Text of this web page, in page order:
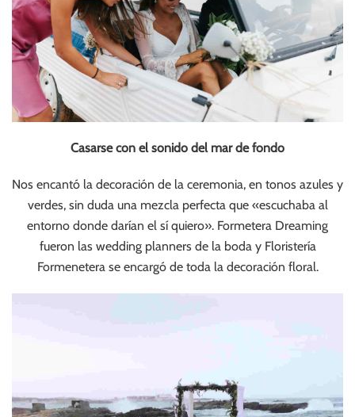
Casarse con el sonido del mar de fondo
Nos encantó la decoración de la ceremonia, en tonos azules y
verdes, sin duda una mezcla perfecta que «escuchaba al
entorno donde darían el sí quiero». Formetera Dreaming
fueron las wedding planners de la boda y Floristería
Formenetera se encargó de toda la decoración floral.